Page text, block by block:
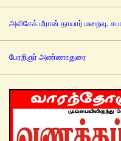
அலிசேக் மீரான் தாயார் மறைவு.
பேரறிஞர் அண்ணாதுரை